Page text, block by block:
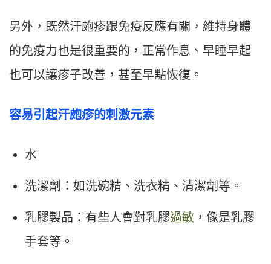
另外，既然汗皰疹跟免疫反應有關，維持身體
的免疫力也是很重要的，正常作息、早睡早起
也可以讓疹子改善，甚至早點恢復。
容易引起汗皰疹的刺激元素
水
洗潔劑：如洗碗精、洗衣精、清潔劑等。
乳膠製品：有些人會對乳膠過敏 ，像是乳膠
手套等。